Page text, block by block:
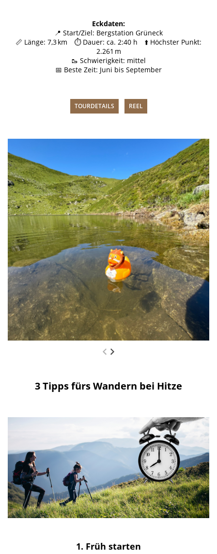
Eckdaten:
📍 Start/Ziel: Bergstation Grüneck
📏 Länge: 7,3 km ⏱️ Dauer: ca. 2:40 h ⬆️ Höchster Punkt:
2.261 m
🥾 Schwierigkeit: mittel
📅 Beste Zeit: Juni bis September
TOURDETAILS REEL
3 Tipps fürs Wandern bei Hitze
1. Früh starten